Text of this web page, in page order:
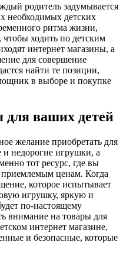
родитель задумывается
необходимых детских
ритма жизни,
чтобы ходить по детским
интернет магазины, а
для совершение
найти те позиции,
в выборе и покупке
ваших детей
желание приобретать для
и недорогие игрушки, а
тот ресурс, где вы
ценам. Когда
которое испытывает
игрушку, яркую и
по-настоящему
внимание на товары для
интернет магазине,
и безопасные, которые